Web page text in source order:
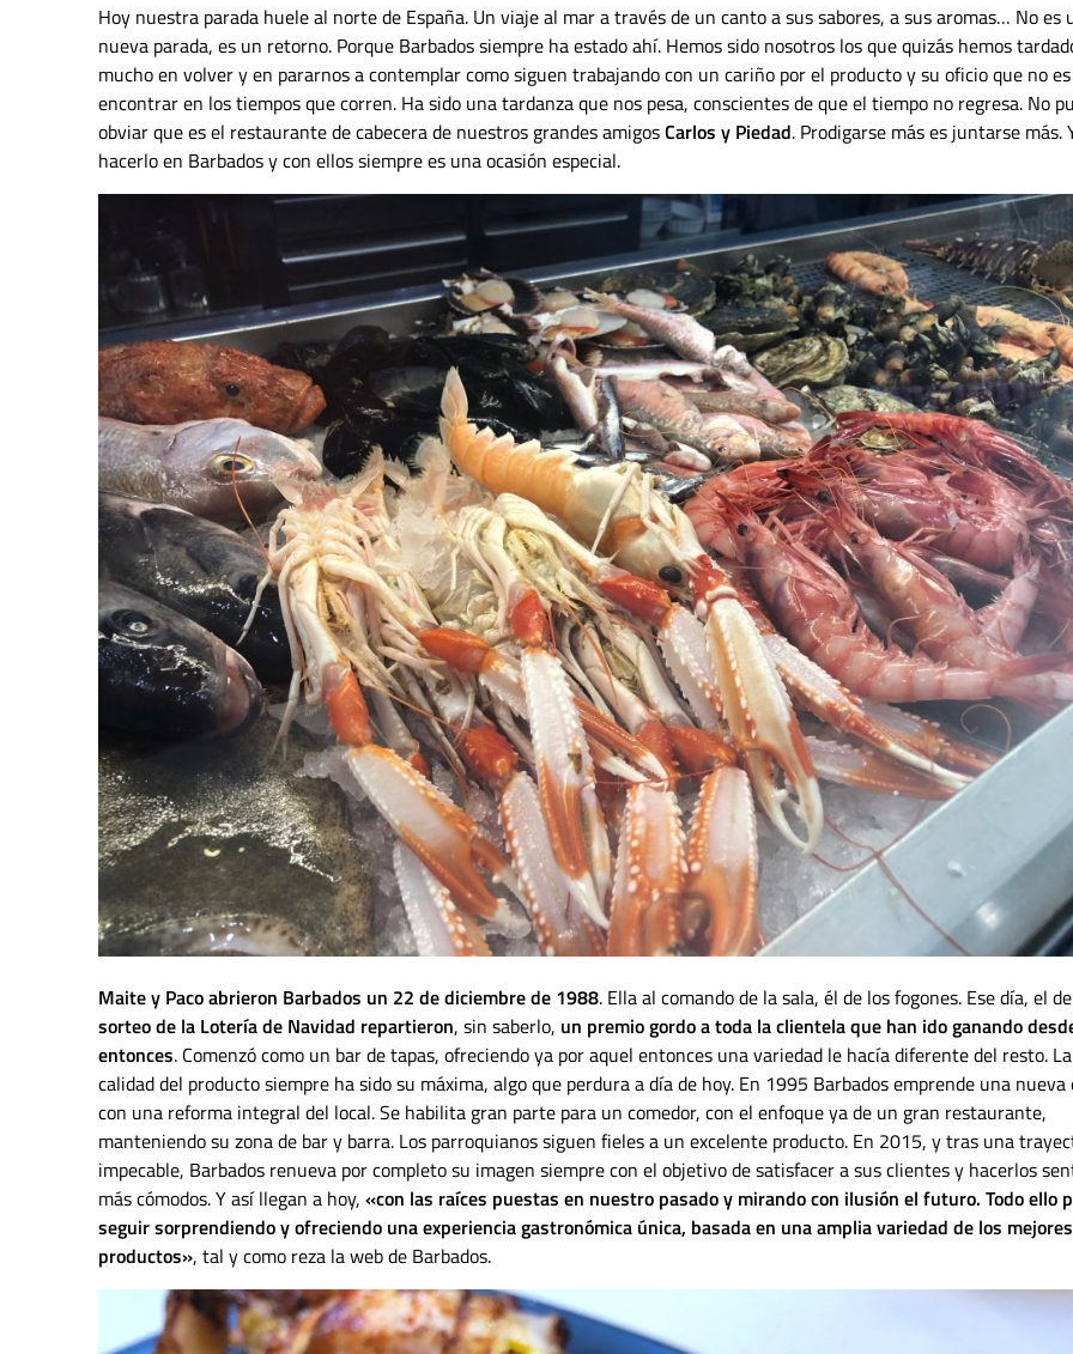
Hoy nuestra parada huele al norte de España. Un viaje al mar a través de un canto a sus sabores, a sus aromas… No es
nueva parada, es un retorno. Porque Barbados siempre ha estado ahí. Hemos sido nosotros los que quizás hemos
mucho en volver y en pararnos a contemplar como siguen trabajando con un cariño por el producto y su oficio que no
encontrar en los tiempos que corren. Ha sido una tardanza que nos pesa, conscientes de que el tiempo no regresa. No
obviar que es el restaurante de cabecera de nuestros grandes amigosCarlos y Piedad. Prodigarse más es juntarse más.
hacerlo en Barbados y con ellos siempre es una ocasión especial.
Maite y Paco abrieron Barbados un 22 de diciembre de 1988. Ella al comando de la sala, él de los fogones. Ese día, el
sorteo de la Lotería de Navidad repartieron, sin saberlo, un premio gordo a toda la clientela que han ido ganando
entonces. Comenzó como un bar de tapas, ofreciendo ya por aquel entonces una variedad le hacía diferente del resto. La
calidad del producto siempre ha sido su máxima, algo que perdura a día de hoy. En 1995 Barbados emprende una nueva
con una reforma integral del local. Se habilita gran parte para un comedor, con el enfoque ya de un gran restaurante,
manteniendo su zona de bar y barra. Los parroquianos siguen fieles a un excelente producto. En 2015, y tras una
impecable, Barbados renueva por completo su imagen siempre con el objetivo de satisfacer a sus clientes y hacerlos
más cómodos. Y así llegan a hoy, «con las raíces puestas en nuestro pasado y mirando con ilusión el futuro. Todo ello
seguir sorprendiendo y ofreciendo una experiencia gastronómica única, basada en una amplia variedad de los mejores
productos», tal y como reza la web de Barbados.